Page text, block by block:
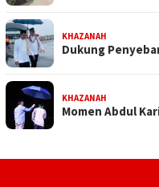
KHAZANAH
Dukung
KHAZANAH
Momen Abdul